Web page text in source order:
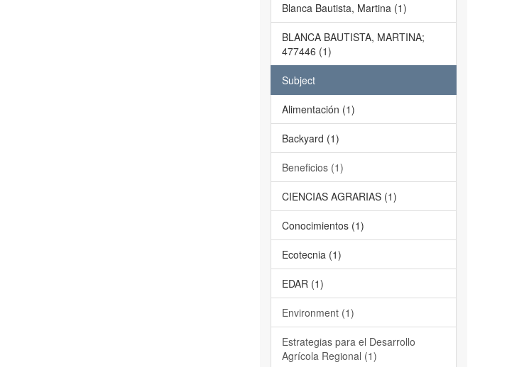
Blanca Bautista, Martina (1)
BLANCA BAUTISTA, MARTINA;
477446 (1)
Subject
Alimentación (1)
Backyard (1)
Beneficios (1)
CIENCIAS AGRARIAS (1)
Conocimientos (1)
Ecotecnia (1)
EDAR (1)
Environment (1)
Estrategias para el Desarrollo
Agrícola Regional (1)